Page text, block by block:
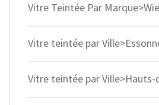
Vitre Teintée Par
Vitre teintée par
Vitre teintée par Ville>Hauts-